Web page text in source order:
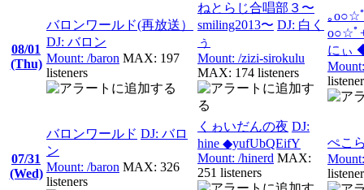
08/01
(Thu)
バロンワールド(再放送）
DJ: バロン
Mount: /baron MAX: 197
listeners
ねとらじ合唱部３〜
smiling2013〜 DJ: 白く
ぅ
Mount: /zizi-sirokulu
MAX: 174 listeners
｡o○☆
o○☆ﾟ
にぃ
07/31
(Wed)
バロンワールド DJ: バロ
ン
Mount: /baron MAX: 326
listeners
くゎいだんの夜 DJ:
hine ◆yufUbQEifY
Mount: /hinerd MAX:
251 listeners
ぺこ